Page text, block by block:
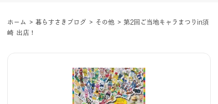
ホーム > 暮らすさきブログ > その他 > 第2回ご当地キャラまつりin須
崎 出店！